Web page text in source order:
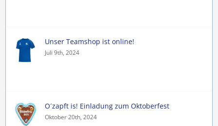
Unser Teamshop ist online!
Juli 9th, 2024
O´zapft is! Einladung zum Oktoberfest
Oktober 20th, 2024